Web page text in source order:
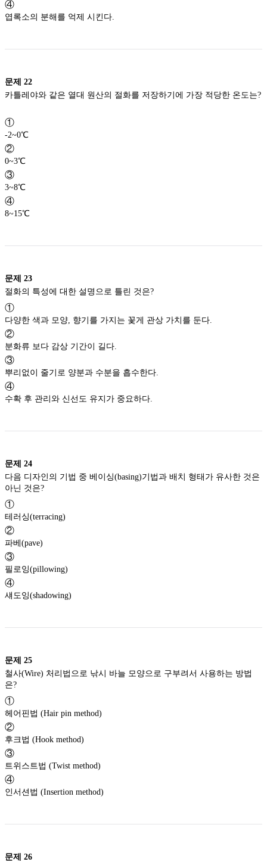
④
엽록소의 분해를 억제 시킨다.
문제 22
카틀레야와 같은 열대 원산의 절화를 저장하기에 가장 적당한 온도는?
①
-2~0℃
②
0~3℃
③
3~8℃
④
8~15℃
문제 23
①
다양한 색과 모양, 향기를 가지는 꽃게 관상 가치를 둔다.
②
분화류 보다 감상 기간이 길다.
③
뿌리없이 줄기로 양분과 수분을 흡수한다.
④
수확 후 관리와 신선도 유지가 중요하다.
문제 24
다음 디자인의 기법 중 베이싱(basing)기법과 배치 형태가 유사한 것은
①
테러싱(terracing)
②
파베(pave)
③
필로잉(pillowing)
④
섀도잉(shadowing)
문제 25
철사(Wire) 처리법으로 낚시 바늘 모양으로 구부려서 사용하는 방법
①
헤어핀법 (Hair pin method)
②
후크법 (Hook method)
③
트위스트법 (Twist method)
④
인서션법 (Insertion method)
문제 26